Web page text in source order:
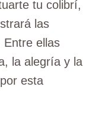
tu colibrí,
las
Entre ellas
la alegría y la
esta